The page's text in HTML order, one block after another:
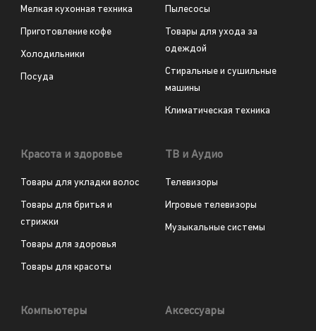
Мелкая кухонная техника
Приготовление кофе
Холодильники
Посуда
Пылесосы
Товары для ухода за
одеждой
Стиральные и сушильные
машины
Климатическая техника
Красота и здоровье
Товары для укладки волос
Товары для бритья и
стрижки
Товары для здоровья
Товары для красоты
ТВ и Аудио
Телевизоры
Игровые телевизоры
Музыкальные системы
Компьютеры Аксессуары